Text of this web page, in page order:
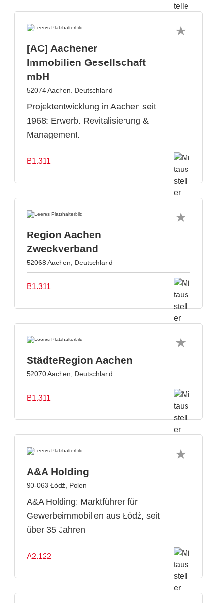
[AC] Aachener
Immobilien Gesellschaft
mbH
52074 Aachen, Deutschland
Projektentwicklung in Aachen seit
1968: Erwerb, Revitalisierung &
Management.
B1.311
Region Aachen
Zweckverband
52068 Aachen, Deutschland
B1.311
StädteRegion Aachen
52070 Aachen, Deutschland
B1.311
A&A Holding
90-063 Łódź, Polen
A&A Holding: Marktführer für
Gewerbeimmobilien aus Łódź, seit
über 35 Jahren
A2.122